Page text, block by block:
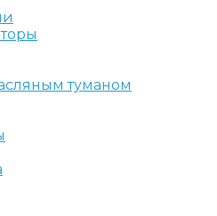
туманом